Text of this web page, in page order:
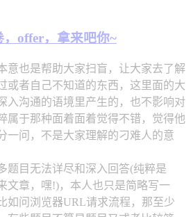
offer，拿来吧你~
意也是帮助大家扫盲，让大家去了解
或者自己不知道的东西，这里面的大
入沟通的语境里产生的，也不影响对
属于那种面着面着觉得不错，觉得他
一问，不是大家理解的刁难人的意
题目无法详尽和深入回答(纯粹是
文章，嘿!)，本人也只是简略写一
如问浏览器URL请求流程，那至少